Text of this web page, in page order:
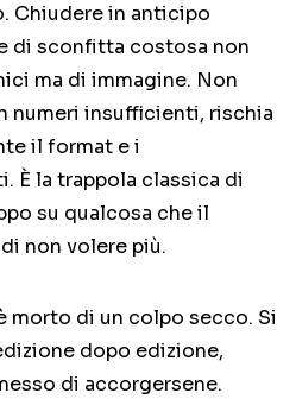
Chiudere in anticipo
di sconfitta costosa non
ma di immagine. Non
numeri insufficienti, rischia
il format e i
È la trappola classica di
su qualcosa che il
non volere più.
morto di un colpo secco. Si
dopo edizione,
di accorgersene.